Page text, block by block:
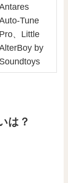
Tune
Pro、Little
by
Soundtoys
は？